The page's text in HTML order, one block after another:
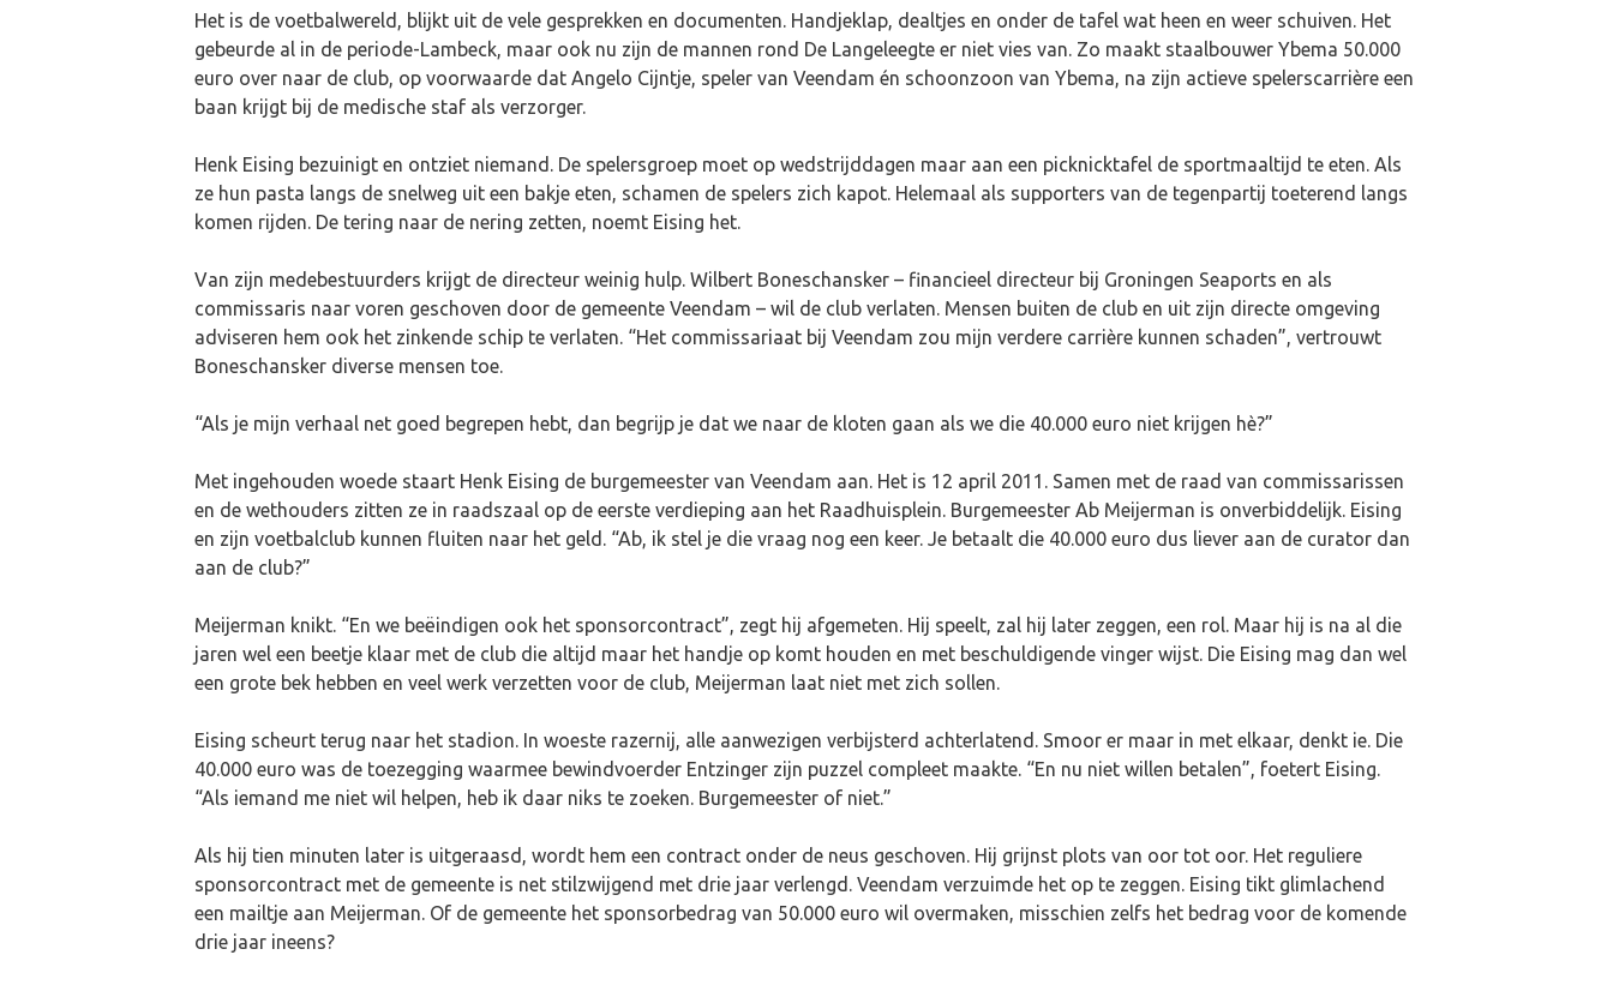
Het is de voetbalwereld, blijkt uit de vele gesprekken en documenten. Handjeklap, dealtjes en onder de tafel wat heen en weer schuiven. Het
gebeurde al in de periode-Lambeck, maar ook nu zijn de mannen rond De Langeleegte er niet vies van. Zo maakt staalbouwer Ybema 50.000
euro over naar de club, op voorwaarde dat Angelo Cijntje, speler van Veendam én schoonzoon van Ybema, na zijn actieve spelerscarrière een
baan krijgt bij de medische staf als verzorger.
Henk Eising bezuinigt en ontziet niemand. De spelersgroep moet op wedstrijddagen maar aan een picknicktafel de sportmaaltijd te eten. Als
ze hun pasta langs de snelweg uit een bakje eten, schamen de spelers zich kapot. Helemaal als supporters van de tegenpartij toeterend langs
komen rijden. De tering naar de nering zetten, noemt Eising het.
Van zijn medebestuurders krijgt de directeur weinig hulp. Wilbert Boneschansker – financieel directeur bij Groningen Seaports en als
commissaris naar voren geschoven door de gemeente Veendam – wil de club verlaten. Mensen buiten de club en uit zijn directe omgeving
adviseren hem ook het zinkende schip te verlaten. “Het commissariaat bij Veendam zou mijn verdere carrière kunnen schaden”, vertrouwt
Boneschansker diverse mensen toe.
“Als je mijn verhaal net goed begrepen hebt, dan begrijp je dat we naar de kloten gaan als we die 40.000 euro niet krijgen hè?”
Met ingehouden woede staart Henk Eising de burgemeester van Veendam aan. Het is 12 april 2011. Samen met de raad van commissarissen
en de wethouders zitten ze in raadszaal op de eerste verdieping aan het Raadhuisplein. Burgemeester Ab Meijerman is onverbiddelijk. Eising
en zijn voetbalclub kunnen fluiten naar het geld. “Ab, ik stel je die vraag nog een keer. Je betaalt die 40.000 euro dus liever aan de curator dan
aan de club?”
Meijerman knikt. “En we beëindigen ook het sponsorcontract”, zegt hij afgemeten. Hij speelt, zal hij later zeggen, een rol. Maar hij is na al die
jaren wel een beetje klaar met de club die altijd maar het handje op komt houden en met beschuldigende vinger wijst. Die Eising mag dan wel
een grote bek hebben en veel werk verzetten voor de club, Meijerman laat niet met zich sollen.
Eising scheurt terug naar het stadion. In woeste razernij, alle aanwezigen verbijsterd achterlatend. Smoor er maar in met elkaar, denkt ie. Die
40.000 euro was de toezegging waarmee bewindvoerder Entzinger zijn puzzel compleet maakte. “En nu niet willen betalen”, foetert Eising.
“Als iemand me niet wil helpen, heb ik daar niks te zoeken. Burgemeester of niet.”
Als hij tien minuten later is uitgeraasd, wordt hem een contract onder de neus geschoven. Hij grijnst plots van oor tot oor. Het reguliere
sponsorcontract met de gemeente is net stilzwijgend met drie jaar verlengd. Veendam verzuimde het op te zeggen. Eising tikt glimlachend
een mailtje aan Meijerman. Of de gemeente het sponsorbedrag van 50.000 euro wil overmaken, misschien zelfs het bedrag voor de komende
drie jaar ineens?